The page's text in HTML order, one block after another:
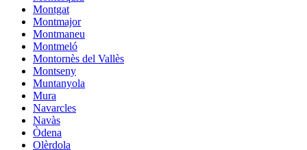
Montgat
Montmajor
Montmaneu
Montmeló
Montornès del Vallès
Montseny
Muntanyola
Mura
Navarcles
Navàs
Òdena
Olèrdola